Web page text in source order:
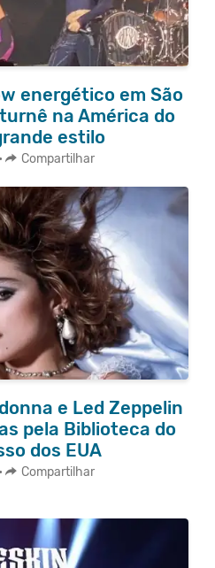
energético em São
na América do
estilo
• Compartilhar
e Led Zeppelin
pela Biblioteca do
dos EUA
• Compartilhar